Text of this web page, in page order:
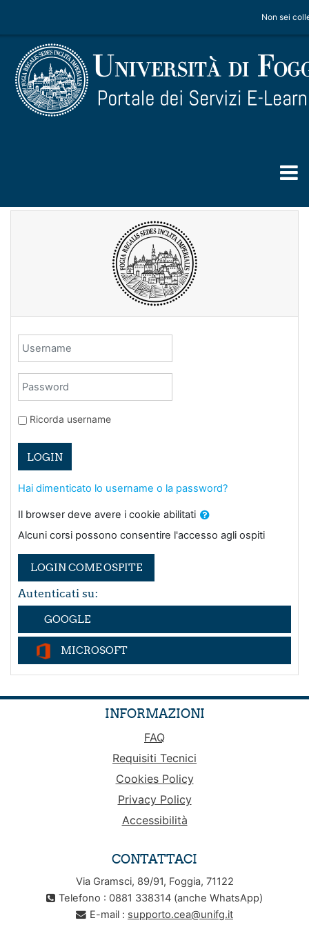
Non sei
Username
Password
Ricorda username
LOGIN
Hai dimenticato lo username o la password?
Il browser deve avere i cookie abilitati
Alcuni corsi possono consentire l'accesso agli ospiti
LOGIN COME OSPITE
Autenticati su:
GOOGLE
MICROSOFT
INFORMAZIONI
FAQ
Requisiti Tecnici
Cookies Policy
Privacy Policy
Accessibilità
CONTATTACI
Via Gramsci, 89/91, Foggia, 71122
Telefono : 0881 338314 (anche WhatsApp)
E-mail : supporto.cea@unifg.it